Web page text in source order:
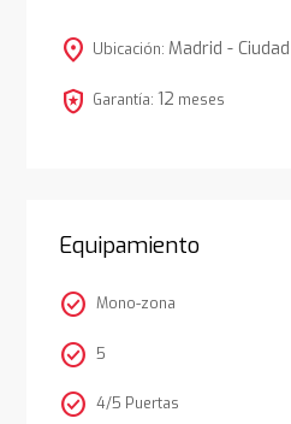
location_on Ubicación: Madrid -
local_police Garantía: 12 meses
Equipamiento
check_circle Mono-zona
check_circle 5
check_circle 4/5 Puertas